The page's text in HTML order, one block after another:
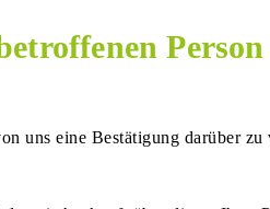
Person
uns eine Bestätigung darüber